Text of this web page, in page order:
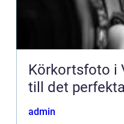
Körkortsfoto i
till det
admin